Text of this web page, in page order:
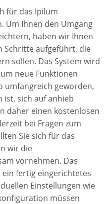
für das Ipilum
Um Ihnen den Umgang
haben wir Ihnen
Schritte aufgeführt, die
sollen. Das System wird
neue Funktionen
umfangreich geworden,
ist, sich auf anhieb
daher einen kostenlosen
bei Fragen zum
Sie sich für das
wir die
vornehmen. Das
ein fertig eingerichtetes
Einstellungen wie
müssen